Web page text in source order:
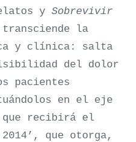
y Sobrevivir
la
y clínica: salta
del dolor
pacientes
en el eje
que recibirá el
2014’, que otorga,